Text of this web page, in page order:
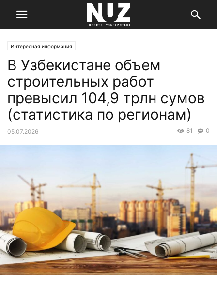
Интересная информация
В Узбекистане объем
строительных работ
превысил 104,9 трлн сумов
(статистика по регионам)
05.07.2026 0
81